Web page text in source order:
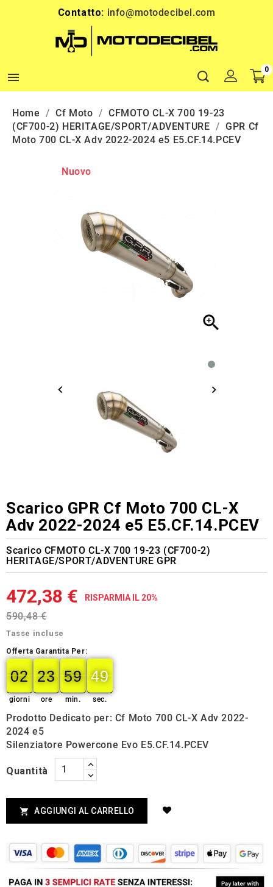
Contatto: info@motodecibel.com

0
Home Cf Moto
CFMOTO CL-X 700 19-23
(CF700-2) HERITAGE/SPORT/ADVENTURE
GPR Cf
Moto 700 CL-X Adv 2022-2024 e5 E5.CF.14.PCEV
Nuovo

Scarico GPR Cf Moto 700 CL-X
Adv 2022-2024 e5 E5.CF.14.PCEV
Scarico CFMOTO CL-X 700 19-23 (CF700-2)
HERITAGE/SPORT/ADVENTURE GPR
472,38 € RISPARMIA IL 20%
590,48 €
Tasse incluse
Offerta Garantita Per:
02
02
00
giorni
23
23
00
ore
59
59
00
min.
48
49
sec.
Prodotto Dedicato per: Cf Moto 700 CL-X Adv 2022-
2024 e5
Silenziatore Powercone Evo E5.CF.14.PCEV
Quantità
 AGGIUNGI AL CARRELLO